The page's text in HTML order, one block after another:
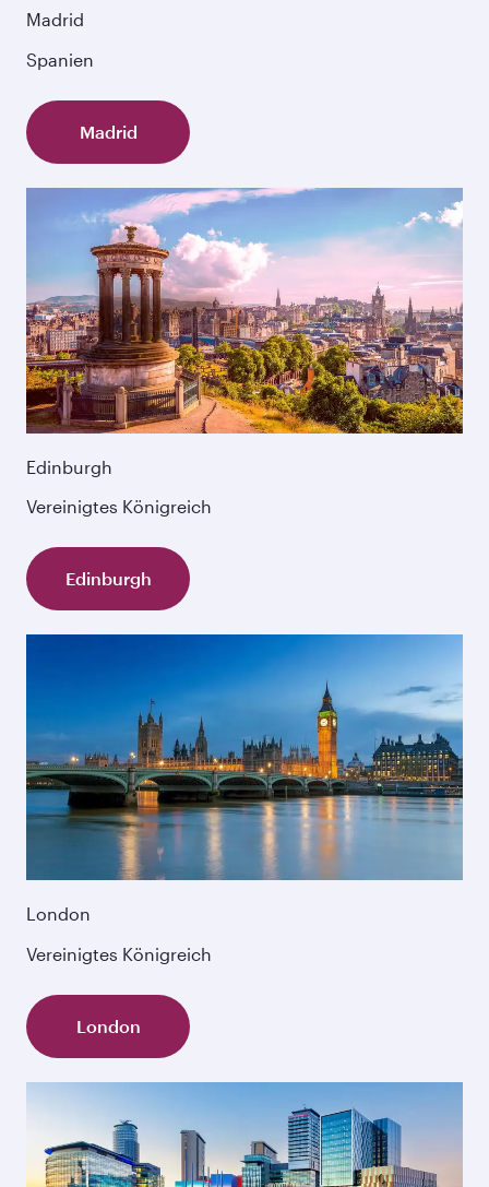
Madrid
Spanien
Madrid
Edinburgh
Vereinigtes Königreich
Edinburgh
London
Vereinigtes Königreich
London